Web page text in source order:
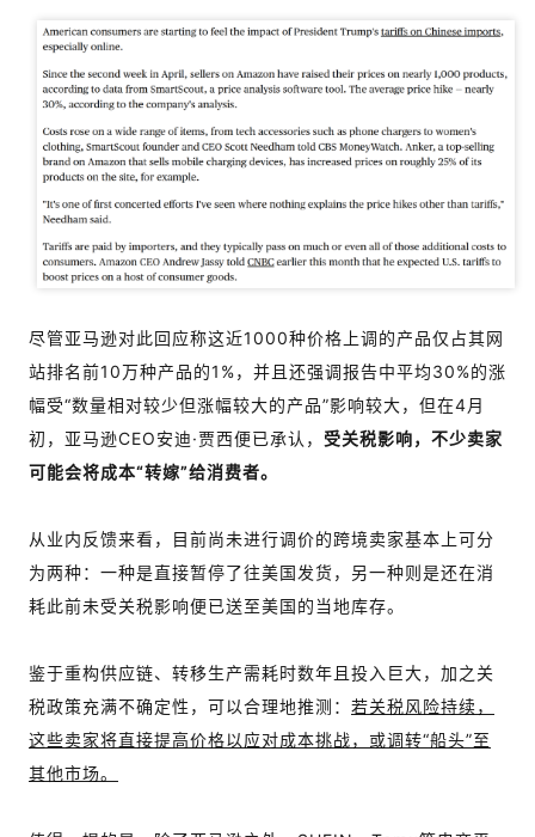
尽管亚马逊对此回应称这近1000种价格上调的产品仅占其网
站排名前10万种产品的1%，并且还强调报告中平均30%的涨
幅受“数量相对较少但涨幅较大的产品”影响较大，但在4月
初，亚马逊CEO安迪·贾西便已承认， 受关税影响，不少卖家
可能会将成本“转嫁”给消费者。
从业内反馈来看，目前尚未进行调价的跨境卖家基本上可分
为两种：一种是直接暂停了往美国发货，另一种则是还在消
耗此前未受关税影响便已送至美国的当地库存。
鉴于重构供应链、转移生产需耗时数年且投入巨大，加之关
税政策充满不确定性，可以合理地推测： 若关税风险持续，
这些卖家将直接提高价格以应对成本挑战，或调转“船头”至
其他市场。